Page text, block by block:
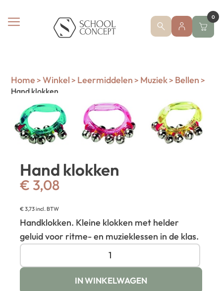
0
Home > Winkel > Leermiddelen > Muziek> Bellen >
Hand klokken
Hand klokken
€ 3,08
€3,73incl. BTW
Handklokken. Kleine klokken met helder
geluid voor ritme- en muzieklessen in de klas.
IN WINKELWAGEN